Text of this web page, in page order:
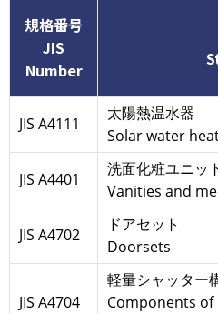
規格番号
JIS
Number
JIS A4111
太陽熱温水器
Solar water
JIS A4401
洗面化粧ユニッ
Vanities and
JIS A4702
ドアセット
Doorsets
JIS A4704
軽量シャッター
Components